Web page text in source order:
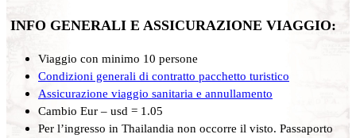
INFO GENERALI E ASSICURAZIONE VIAGGIO:
Viaggio con minimo 10 persone
Condizioni generali di contratto pacchetto turistico
Assicurazione viaggio sanitaria e annullamento
Cambio Eur – usd = 1.05
Per l’ingresso in Thailandia non occorre il visto. Passaporto